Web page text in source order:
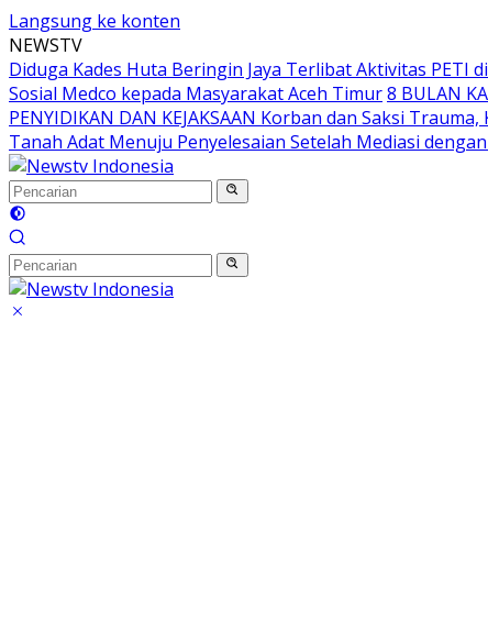
Langsung ke konten
NEWSTV
Diduga Kades Huta Beringin Jaya Terlibat Aktivitas PETI
Sosial Medco kepada Masyarakat Aceh Timur8 BULAN
PENYIDIKAN DAN KEJAKSAAN Korban dan Saksi
Tanah Adat Menuju Penyelesaian Setelah Mediasi